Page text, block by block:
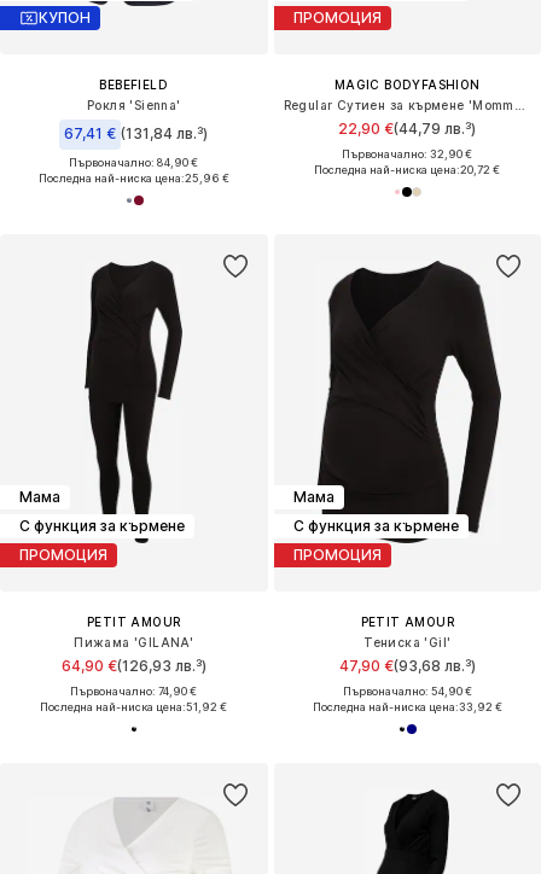
КУПОН
BEBEFIELD
Рокля 'Sienna'
67,41 € (131,84 лв.³)
Първоначално: 84,90 €
Последна най-ниска цена:25,96 €
ПРОМОЦИЯ
MAGIC BODYFASHION
22,90 €(44,79 лв.³)
Първоначално: 32,90 €
Последна най-ниска цена:20,72 €
Мама
С функция за кърмене
ПРОМОЦИЯ
PETIT AMOUR
Пижама 'GILANA'
64,90 €(126,93 лв.³)
Първоначално: 74,90 €
Последна най-ниска цена:51,92 €
Мама
С функция за кърмене
ПРОМОЦИЯ
PETIT AMOUR
Тениска 'Gil'
47,90 €(93,68 лв.³)
Първоначално: 54,90 €
Последна най-ниска цена:33,92 €